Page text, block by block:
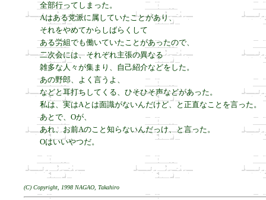
全部行ってしまった。
Aはある党派に属していたことがあり、
それをやめてからしばらくして
ある労組でも働いていたことがあったので、
二次会には、それぞれ主張の異なる
雑多な人々が集まり、自己紹介などをした。
あの野郎、よく言うよ、
などと耳打ちしてくる、ひそひそ声などがあった。
私は、実はAとは面識がないんだけど、と正直なことを言った。
あとで、Oが、
あれ、お前Aのこと知らないんだっけ、と言った。
Oはいいやつだ。
(C) Copyright, 1998 NAGAO, Takahiro